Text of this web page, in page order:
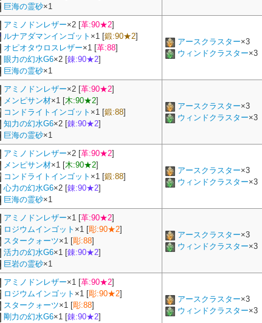
巨海の霊砂×1
アミノドンレザー×2 [革:90★2]
ルナアダマンインゴット ×1 [鍛:90★2]
オピオタウロスレザー×1 [革:88]
眼力の幻水G6×2 [錬:90★2]
巨海の霊砂×1
アースクラスター×3
ウィンドクラスター×3
アミノドンレザー×2 [革:90★2]
メンピサン材×1 [木:90★2]
コンドライトインゴット ×1 [鍛:88]
知力の幻水G6×2 [錬:90★2]
巨海の霊砂×1
アースクラスター×3
ウィンドクラスター×3
アミノドンレザー×2 [革:90★2]
メンピサン材×1 [木:90★2]
コンドライトインゴット ×1 [鍛:88]
心力の幻水G6×2 [錬:90★2]
巨海の霊砂×1
アースクラスター×3
ウィンドクラスター×3
アミノドンレザー×1 [革:90★2]
ロジウムインゴット ×1 [彫:90★2]
スタークォーツ×1 [彫:88]
活力の幻水G6×1 [錬:90★2]
巨岩の霊砂×1
アースクラスター×3
ウィンドクラスター×3
アミノドンレザー×1 [革:90★2]
ロジウムインゴット ×1 [彫:90★2]
スタークォーツ×1 [彫:88]
剛力の幻水G6×1 [錬:90★2]
アースクラスター×3
ウィンドクラスター×3